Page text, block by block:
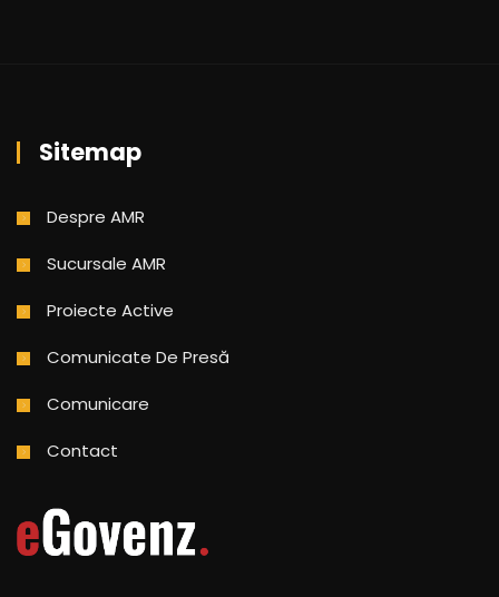
Sitemap
Despre AMR
Sucursale AMR
Proiecte Active
Comunicate De Presă
Comunicare
Contact